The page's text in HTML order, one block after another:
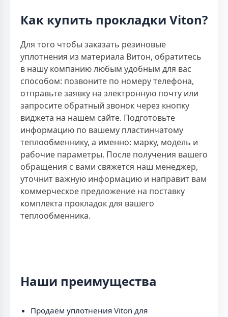
Как купить прокладки Viton?
Для того чтобы заказать резиновые
уплотнения из материала Витон, обратитесь
в нашу компанию любым удобным для вас
способом: позвоните по номеру телефона,
отправьте заявку на электронную почту или
запросите обратный звонок через кнопку
виджета на нашем сайте. Подготовьте
информацию по вашему пластинчатому
теплообменнику, а именно: марку, модель и
рабочие параметры. После получения вашего
обращения с вами свяжется наш менеджер,
уточнит важную информацию и направит вам
коммерческое предложение на поставку
комплекта прокладок для вашего
теплообменника.
Наши преимущества
Продаём уплотнения Viton для